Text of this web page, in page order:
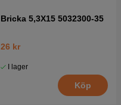
Bricka 5,3X15 5032300-35
26 kr
I lager
Köp